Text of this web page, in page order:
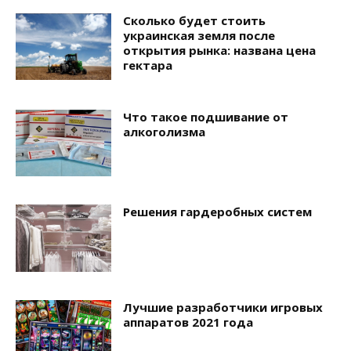
Сколько будет стоить
украинская земля после
открытия рынка: названа цена
гектара
Что такое подшивание от
алкоголизма
Решения гардеробных систем
Лучшие разработчики игровых
аппаратов 2021 года